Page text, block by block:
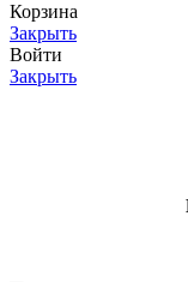
Корзина
Закрыть
Войти
Закрыть